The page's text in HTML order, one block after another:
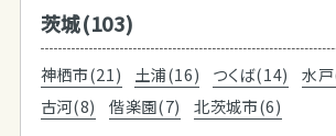
茨城(103)
神栖市(21) 土浦(16) つくば(14) 水
古河(8)
偕楽園(7)
北茨城市(6)